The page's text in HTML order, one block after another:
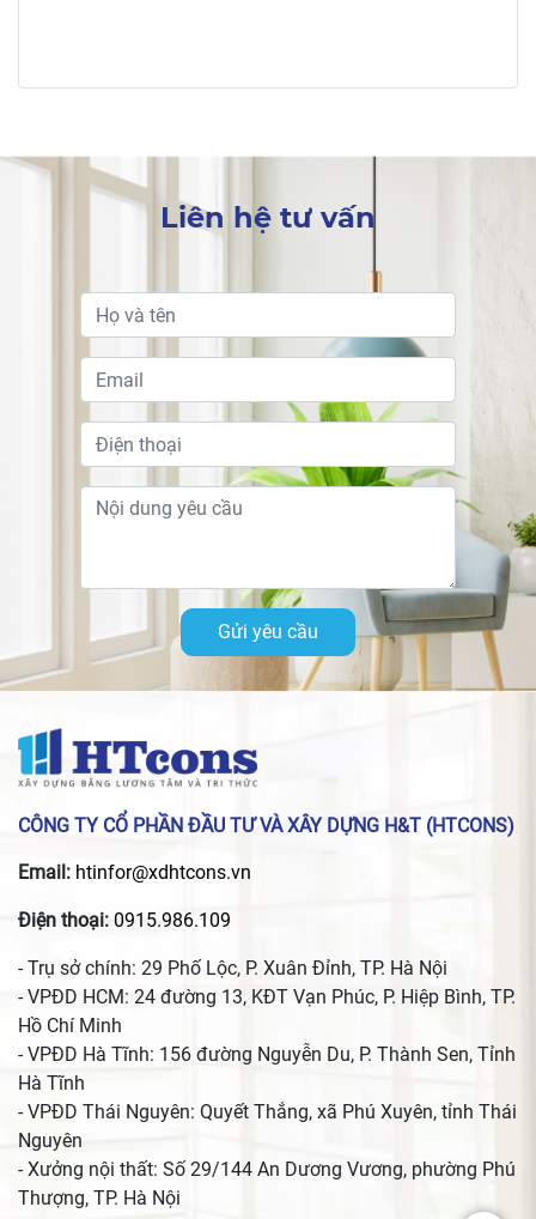
Liên hệ tư vấn
Gửi yêu cầu
CÔNG TY CỔ PHẦN ĐẦU TƯ VÀ XÂY DỰNG H&T (HTCONS)
Email: htinfor@xdhtcons.vn
Điện thoại: 0915.986.109
- Trụ sở chính: 29 Phố Lộc, P. Xuân Đỉnh, TP. Hà Nội
- VPĐD HCM: 24 đường 13, KĐT Vạn Phúc, P. Hiệp Bình, TP.
Hồ Chí Minh
- VPĐD Hà Tĩnh: 156 đường Nguyễn Du, P. Thành Sen, Tỉnh
Hà Tĩnh
- VPĐD Thái Nguyên: Quyết Thắng, xã Phú Xuyên, tỉnh Thái
Nguyên
- Xưởng nội thất: Số 29/144 An Dương Vương, phường Phú
Thượng, TP. Hà Nội